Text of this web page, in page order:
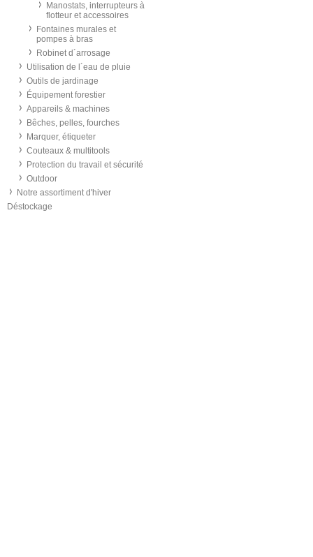
Manostats, interrupteurs à
flotteur et accessoires
Fontaines murales et
pompes à bras
Robinet d´arrosage
Utilisation de l´eau de pluie
Outils de jardinage
Équipement forestier
Appareils & machines
Bêches, pelles, fourches
Marquer, étiqueter
Couteaux & multitools
Protection du travail et sécurité
Outdoor
Notre assortiment d'hiver
Déstockage